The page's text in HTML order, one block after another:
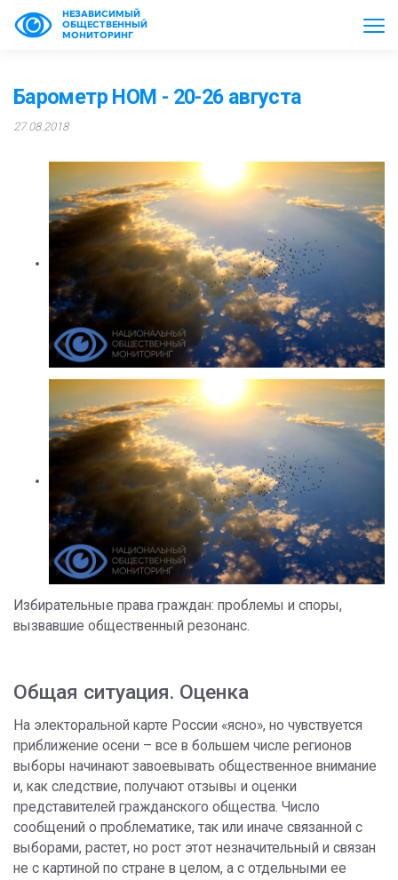
НЕЗАВИСИМЫЙ
ОБЩЕСТВЕННЫЙ
МОНИТОРИНГ
Барометр НОМ - 20-26 августа
27.08.2018
Избирательные права граждан: проблемы и споры,
вызвавшие общественный резонанс.
Общая ситуация. Оценка
На электоральной карте России «ясно», но чувствуется
приближение осени – все в большем числе регионов
выборы начинают завоевывать общественное внимание
и, как следствие, получают отзывы и оценки
представителей гражданского общества. Число
сообщений о проблематике, так или иначе связанной с
выборами, растет, но рост этот незначительный и связан
не с картиной по стране в целом, а с отдельными ее